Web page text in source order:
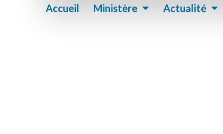
Accueil Ministère Actualité